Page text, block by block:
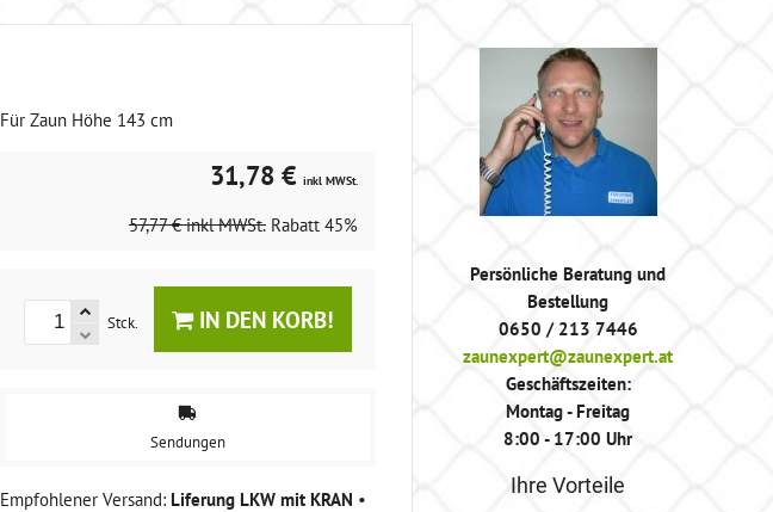
Für Zaun Höhe 143 cm
31,78 € inkl MWSt.
57,77 € inkl MWSt. Rabatt 45%
Stck. IN DEN KORB!
Sendungen
Liferung LKW mit KRAN •
Persönliche Beratung und
Bestellung
0650 / 213 7446
zaunexpert@zaunexpert.at
Geschäftszeiten:
Montag - Freitag
8:00 - 17:00 Uhr
Ihre Vorteile